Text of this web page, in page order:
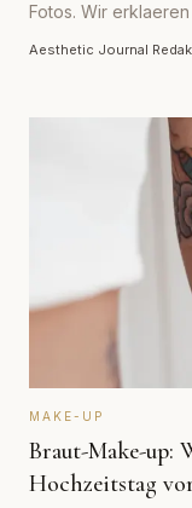
Fotos. Wir
Aesthetic Journal
MAKE-UP
Braut-Make-up:
Hochzeitstag